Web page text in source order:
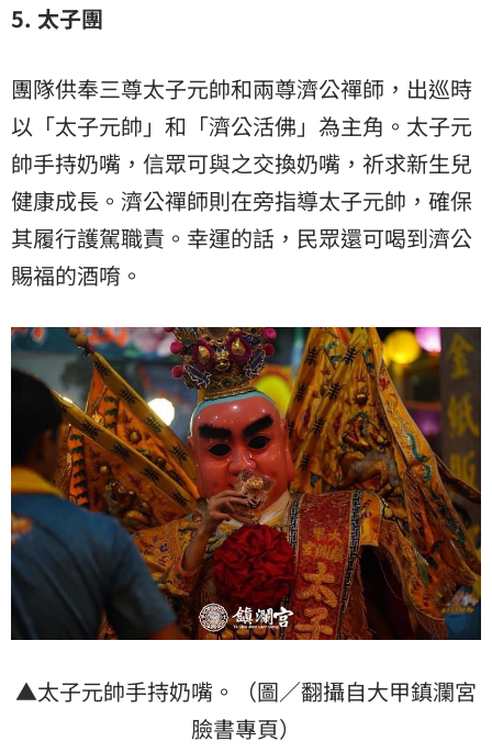
5. 太子團
團隊供奉三尊太子元帥和兩尊濟公禪師，出巡時
以「太子元帥」和「濟公活佛」為主角。太子元
帥手持奶嘴，信眾可與之交換奶嘴，祈求新生兒
健康成長。濟公禪師則在旁指導太子元帥，確保
其履行護駕職責。幸運的話，民眾還可喝到濟公
賜福的酒唷。
▲太子元帥手持奶嘴。（圖／翻攝自大甲鎮瀾宮
臉書專頁）